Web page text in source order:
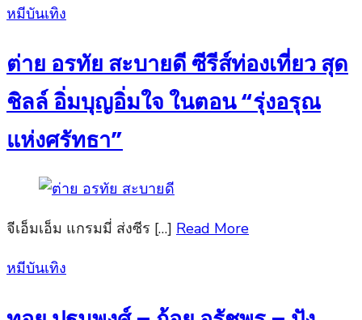
Posted
หมีบันเทิง
ต่าย อรทัย สะบายดี ซีรีส์ท่องเที่ยว สุด
ชิลล์ อิ่มบุญอิ่มใจ ในตอน “รุ่งอรุณ
แห่งศรัทธา”
จีเอ็มเอ็ม แกรมมี่ ส่งซีร […] Read More
Posted
หมีบันเทิง